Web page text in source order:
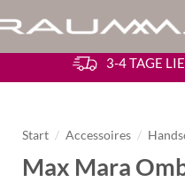
3-4 TAGE
Start / Accessoires /
Max Mara